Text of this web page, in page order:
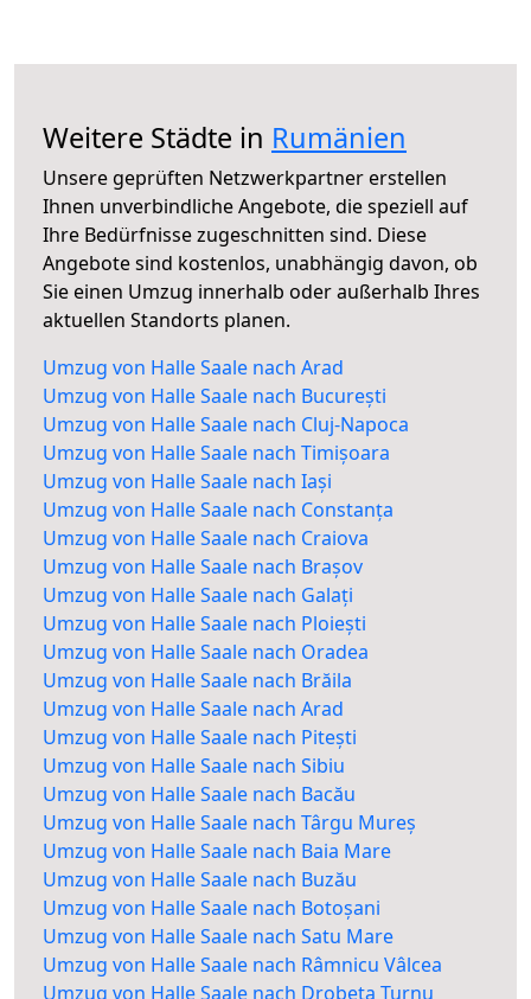
Weitere Städte in Rumänien
Unsere geprüften Netzwerkpartner erstellen
Ihnen unverbindliche Angebote, die speziell auf
Ihre Bedürfnisse zugeschnitten sind. Diese
Angebote sind kostenlos, unabhängig davon, ob
Sie einen Umzug innerhalb oder außerhalb Ihres
aktuellen Standorts planen.
Umzug von Halle Saale nach Arad
Umzug von Halle Saale nach București
Umzug von Halle Saale nach Cluj-Napoca
Umzug von Halle Saale nach Timișoara
Umzug von Halle Saale nach Iași
Umzug von Halle Saale nach Constanța
Umzug von Halle Saale nach Craiova
Umzug von Halle Saale nach Brașov
Umzug von Halle Saale nach Galați
Umzug von Halle Saale nach Ploiești
Umzug von Halle Saale nach Oradea
Umzug von Halle Saale nach Brăila
Umzug von Halle Saale nach Arad
Umzug von Halle Saale nach Pitești
Umzug von Halle Saale nach Sibiu
Umzug von Halle Saale nach Bacău
Umzug von Halle Saale nach Târgu Mureș
Umzug von Halle Saale nach Baia Mare
Umzug von Halle Saale nach Buzău
Umzug von Halle Saale nach Botoșani
Umzug von Halle Saale nach Satu Mare
Umzug von Halle Saale nach Râmnicu Vâlcea
Umzug von Halle Saale nach Drobeta Turnu